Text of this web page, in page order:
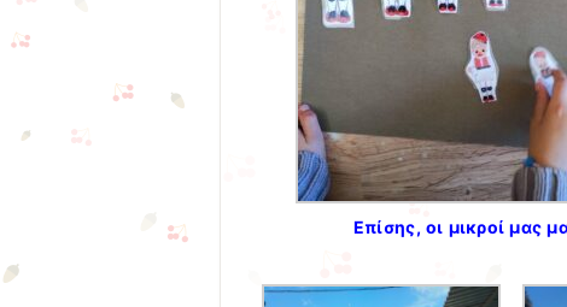
Επίσης, οι μικροί μας